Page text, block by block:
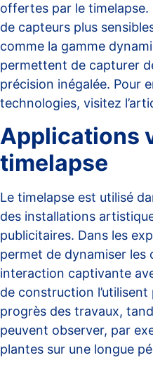
offertes par le
de capteurs plus
comme la gamme
permettent de capturer
précision inégalée. Pour
technologies, visitez
Applications
timelapse
Le timelapse est utilisé
des installations
publicitaires. Dans les
permet de dynamiser
interaction captivante
de construction
progrès des travaux,
peuvent observer, par
plantes sur une longue